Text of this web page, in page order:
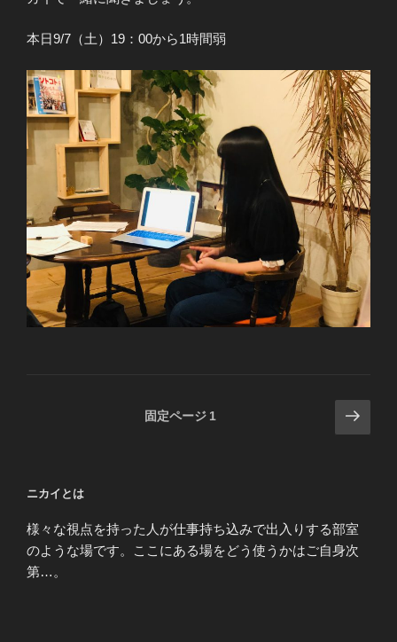
本日9/7（土）19：00から1時間弱
ビ
ー
シ
固定ページ 1
次
の
ニカイとは
様々な視点を持った人が仕事持ち込みで出入りする部室
のような場です。ここにある場をどう使うかはご自身次
第…。